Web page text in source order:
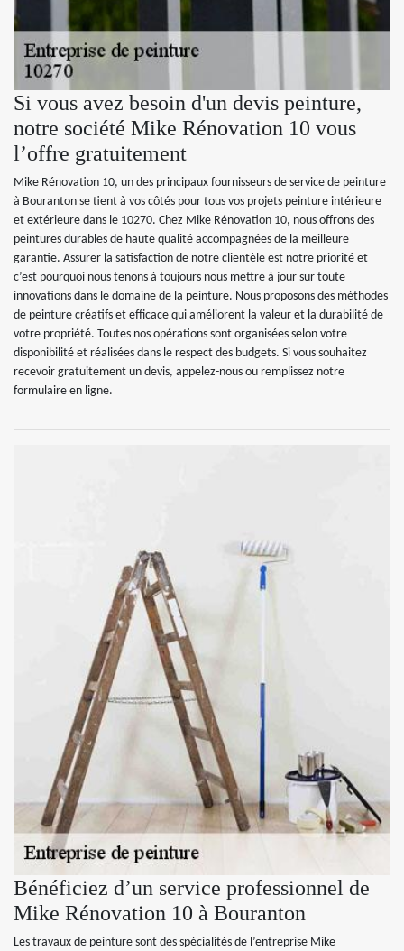
Si vous avez besoin d'un devis peinture,
notre société Mike Rénovation 10 vous
l’offre gratuitement
Mike Rénovation 10, un des principaux fournisseurs de service de peinture
à Bouranton se tient à vos côtés pour tous vos projets peinture intérieure
et extérieure dans le 10270. Chez Mike Rénovation 10, nous offrons des
peintures durables de haute qualité accompagnées de la meilleure
garantie. Assurer la satisfaction de notre clientèle est notre priorité et
c’est pourquoi nous tenons à toujours nous mettre à jour sur toute
innovations dans le domaine de la peinture. Nous proposons des méthodes
de peinture créatifs et efficace qui améliorent la valeur et la durabilité de
votre propriété. Toutes nos opérations sont organisées selon votre
disponibilité et réalisées dans le respect des budgets. Si vous souhaitez
recevoir gratuitement un devis, appelez-nous ou remplissez notre
formulaire en ligne.
Bénéficiez d’un service professionnel de
Mike Rénovation 10 à Bouranton
Les travaux de peinture sont des spécialités de l’entreprise Mike